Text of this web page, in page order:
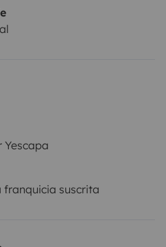
Yescapa
suscrita